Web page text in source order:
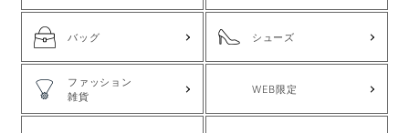
バッグ シューズ
ファッション
雑貨
WEB限定